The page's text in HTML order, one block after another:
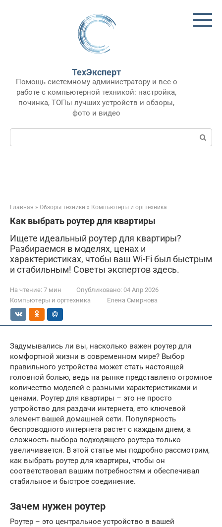
ТехЭксперт
Помощь системному администратору и все о
работе с компьютерной техникой: настройка,
починка, ТОПы лучших устройств и обзоры,
фото и видео
Поиск:
Главная » Обзоры техники » Компьютеры и оргтехника
Как выбрать роутер для квартиры
Ищете идеальный роутер для квартиры?
Разбираемся в моделях, ценах и
характеристиках, чтобы ваш Wi-Fi был быстрым
и стабильным! Советы экспертов здесь.
На чтение: 7 мин Опубликовано: 04 Апр 2026
Компьютеры и оргтехника
Елена Смирнова
Задумывались ли вы, насколько важен роутер для
комфортной жизни в современном мире? Выбор
правильного устройства может стать настоящей
головной болью, ведь на рынке представлено огромное
количество моделей с разными характеристиками и
ценами. Роутер для квартиры – это не просто
устройство для раздачи интернета, это ключевой
элемент вашей домашней сети. Популярность
беспроводного интернета растет с каждым днем, а
сложность выбора подходящего роутера только
увеличивается. В этой статье мы подробно рассмотрим,
как выбрать роутер для квартиры, чтобы он
соответствовал вашим потребностям и обеспечивал
стабильное и быстрое соединение.
Зачем нужен роутер
Роутер – это центральное устройство в вашей